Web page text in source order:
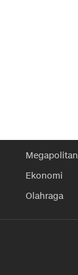
Megapolitan
Ekonomi
Olahraga